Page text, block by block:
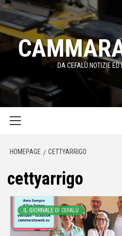
Passa
contenuto
DA CEFALÙ NOTIZIE ED
HOMEPAGE CETTYARRIGO
cettyarrigo
IL GIORNALE DI CEFALÙ